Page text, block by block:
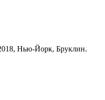
Нью-Йорк, Бруклин.